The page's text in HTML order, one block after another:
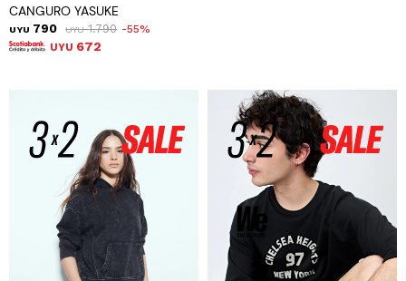
CANGURO YASUKE
UYU 790 UYU 1.790 55
UYU 672